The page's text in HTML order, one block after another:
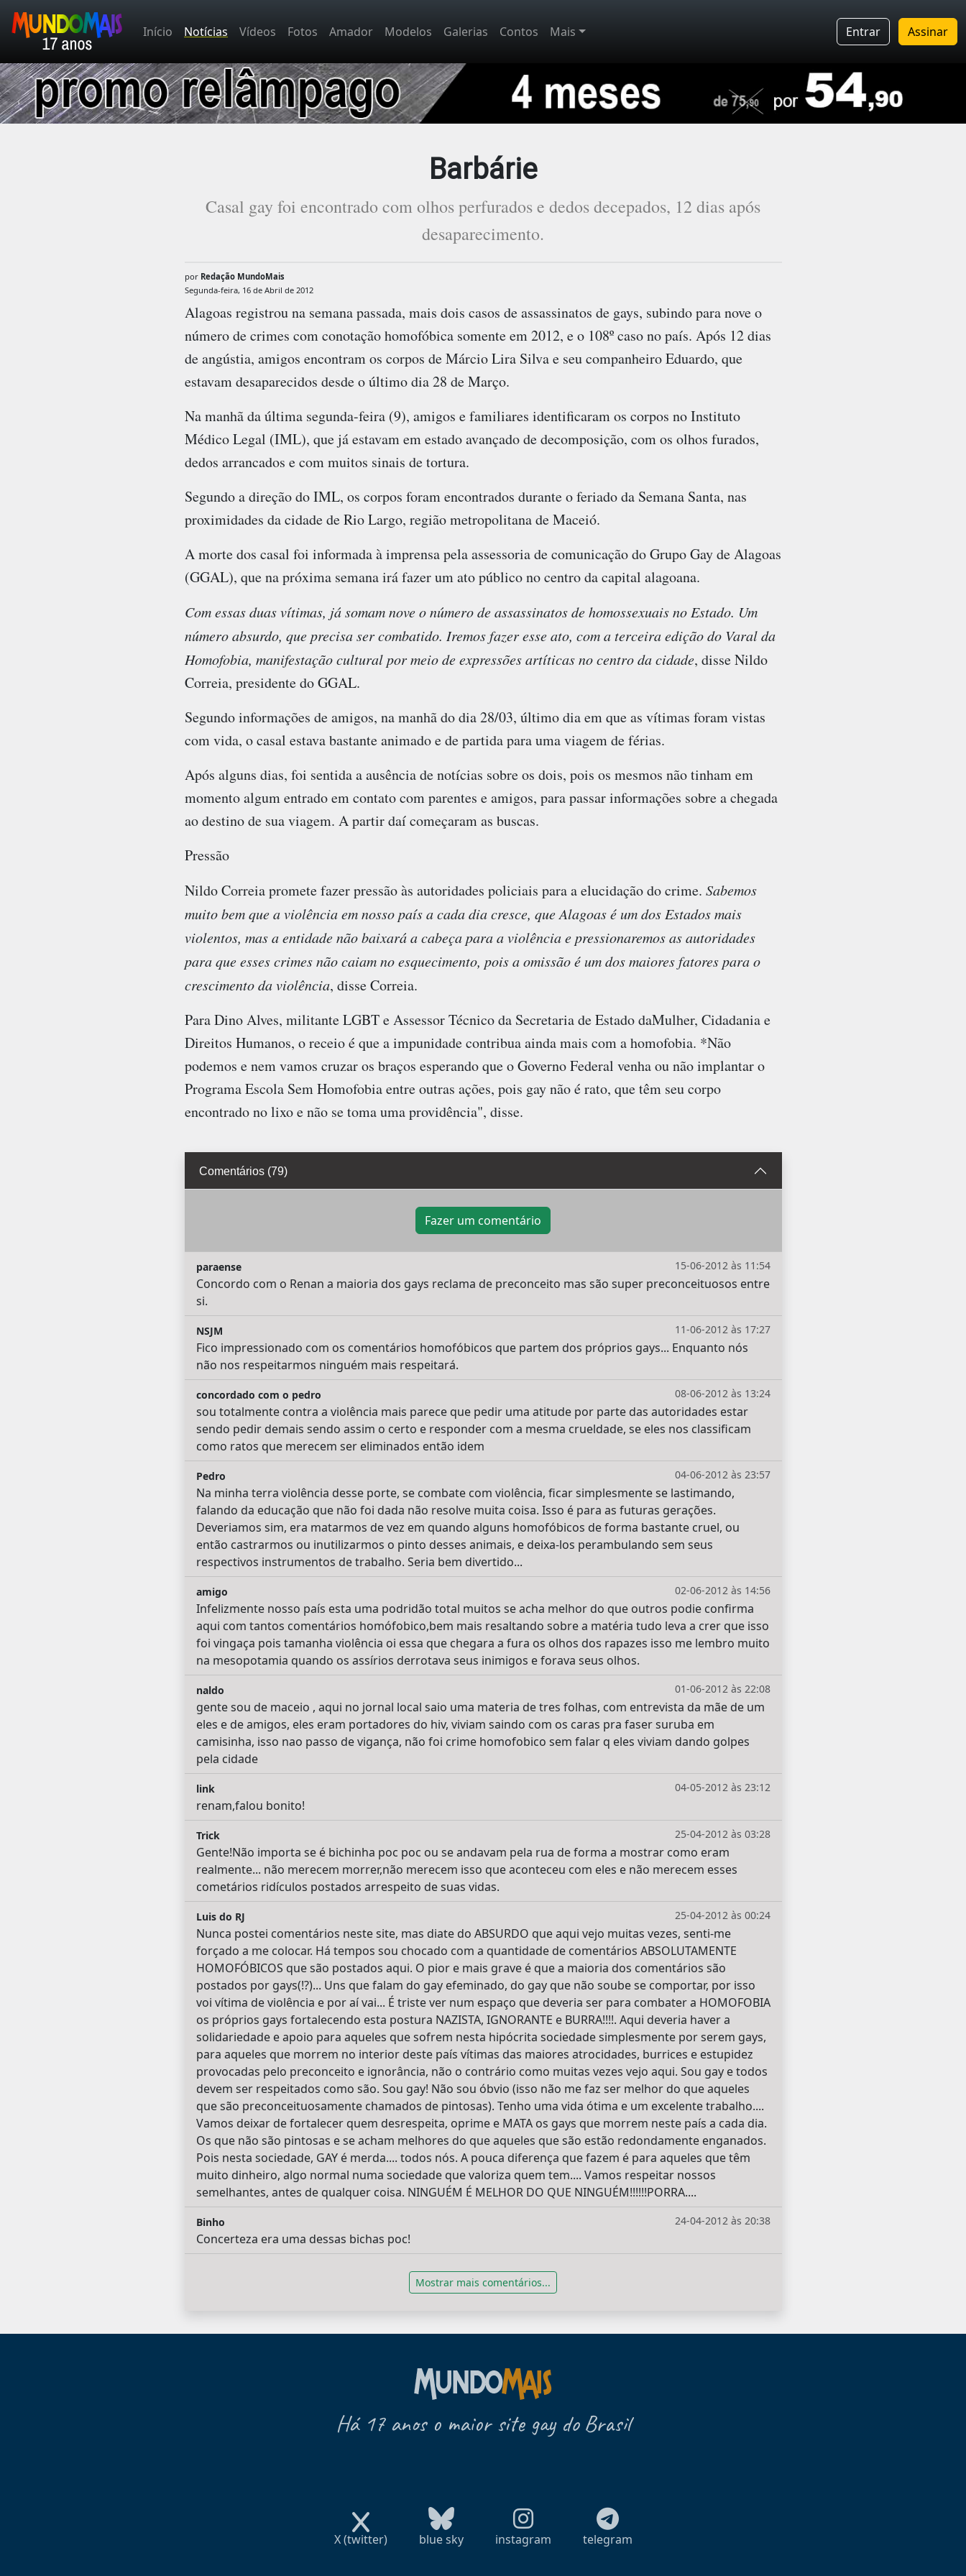
Início Notícias Vídeos Fotos Amador Modelos Galerias Contos Mais Entrar Assinar
Barbárie
Casal gay foi encontrado com olhos perfurados e dedos decepados, 12 dias após
desaparecimento.
por Redação MundoMais
Segunda-feira, 16 de Abril de 2012
Alagoas registrou na semana passada, mais dois casos de assassinatos de gays, subindo para nove o
número de crimes com conotação homofóbica somente em 2012, e o 108º caso no país. Após 12 dias
de angústia, amigos encontram os corpos de Márcio Lira Silva e seu companheiro Eduardo, que
estavam desaparecidos desde o último dia 28 de Março.
Na manhã da última segunda-feira (9), amigos e familiares identificaram os corpos no Instituto
Médico Legal (IML), que já estavam em estado avançado de decomposição, com os olhos furados,
dedos arrancados e com muitos sinais de tortura.
Segundo a direção do IML, os corpos foram encontrados durante o feriado da Semana Santa, nas
proximidades da cidade de Rio Largo, região metropolitana de Maceió.
A morte dos casal foi informada à imprensa pela assessoria de comunicação do Grupo Gay de Alagoas
(GGAL), que na próxima semana irá fazer um ato público no centro da capital alagoana.
Com essas duas vítimas, já somam nove o número de assassinatos de homossexuais no Estado. Um
número absurdo, que precisa ser combatido. Iremos fazer esse ato, com a terceira edição do Varal da
Homofobia, manifestação cultural por meio de expressões artíticas no centro da cidade, disse Nildo
Correia, presidente do GGAL.
Segundo informações de amigos, na manhã do dia 28/03, último dia em que as vítimas foram vistas
com vida, o casal estava bastante animado e de partida para uma viagem de férias.
Após alguns dias, foi sentida a ausência de notícias sobre os dois, pois os mesmos não tinham em
momento algum entrado em contato com parentes e amigos, para passar informações sobre a chegada
ao destino de sua viagem. A partir daí começaram as buscas.
Pressão
Nildo Correia promete fazer pressão às autoridades policiais para a elucidação do crime. Sabemos
muito bem que a violência em nosso país a cada dia cresce, que Alagoas é um dos Estados mais
violentos, mas a entidade não baixará a cabeça para a violência e pressionaremos as autoridades
para que esses crimes não caiam no esquecimento, pois a omissão é um dos maiores fatores para o
crescimento da violência, disse Correia.
Para Dino Alves, militante LGBT e Assessor Técnico da Secretaria de Estado daMulher, Cidadania e
Direitos Humanos, o receio é que a impunidade contribua ainda mais com a homofobia. *Não
podemos e nem vamos cruzar os braços esperando que o Governo Federal venha ou não implantar o
Programa Escola Sem Homofobia entre outras ações, pois gay não é rato, que têm seu corpo
encontrado no lixo e não se toma uma providência", disse.
Comentários (79)
Fazer um comentário
15-06-2012 às 11:54
paraense
Concordo com o Renan a maioria dos gays reclama de preconceito mas são super preconceituosos entre
si.
11-06-2012 às 17:27
NSJM
Fico impressionado com os comentários homofóbicos que partem dos próprios gays... Enquanto nós
não nos respeitarmos ninguém mais respeitará.
08-06-2012 às 13:24
concordado com o pedro
sou totalmente contra a violência mais parece que pedir uma atitude por parte das autoridades estar
sendo pedir demais sendo assim o certo e responder com a mesma crueldade, se eles nos classificam
como ratos que merecem ser eliminados então idem
04-06-2012 às 23:57
Pedro
Na minha terra violência desse porte, se combate com violência, ficar simplesmente se lastimando,
falando da educação que não foi dada não resolve muita coisa. Isso é para as futuras gerações.
Deveriamos sim, era matarmos de vez em quando alguns homofóbicos de forma bastante cruel, ou
então castrarmos ou inutilizarmos o pinto desses animais, e deixa-los perambulando sem seus
respectivos instrumentos de trabalho. Seria bem divertido...
02-06-2012 às 14:56
amigo
Infelizmente nosso país esta uma podridão total muitos se acha melhor do que outros podie confirma
aqui com tantos comentários homófobico,bem mais resaltando sobre a matéria tudo leva a crer que isso
foi vingaça pois tamanha violência oi essa que chegara a fura os olhos dos rapazes isso me lembro muito
na mesopotamia quando os assírios derrotava seus inimigos e forava seus olhos.
01-06-2012 às 22:08
naldo
gente sou de maceio , aqui no jornal local saio uma materia de tres folhas, com entrevista da mãe de um
eles e de amigos, eles eram portadores do hiv, viviam saindo com os caras pra faser suruba em
camisinha, isso nao passo de vigança, não foi crime homofobico sem falar q eles viviam dando golpes
pela cidade
04-05-2012 às 23:12
link
renam,falou bonito!
25-04-2012 às 03:28
Trick
Gente!Não importa se é bichinha poc poc ou se andavam pela rua de forma a mostrar como eram
realmente... não merecem morrer,não merecem isso que aconteceu com eles e não merecem esses
cometários ridículos postados arrespeito de suas vidas.
25-04-2012 às 00:24
Luis do RJ
Nunca postei comentários neste site, mas diate do ABSURDO que aqui vejo muitas vezes, senti-me
forçado a me colocar. Há tempos sou chocado com a quantidade de comentários ABSOLUTAMENTE
HOMOFÓBICOS que são postados aqui. O pior e mais grave é que a maioria dos comentários são
postados por gays(!?)... Uns que falam do gay efeminado, do gay que não soube se comportar, por isso
voi vítima de violência e por aí vai... É triste ver num espaço que deveria ser para combater a HOMOFOBIA
os próprios gays fortalecendo esta postura NAZISTA, IGNORANTE e BURRA!!!!. Aqui deveria haver a
solidariedade e apoio para aqueles que sofrem nesta hipócrita sociedade simplesmente por serem gays,
para aqueles que morrem no interior deste país vítimas das maiores atrocidades, burrices e estupidez
provocadas pelo preconceito e ignorância, não o contrário como muitas vezes vejo aqui. Sou gay e todos
devem ser respeitados como são. Sou gay! Não sou óbvio (isso não me faz ser melhor do que aqueles
que são preconceituosamente chamados de pintosas). Tenho uma vida ótima e um excelente trabalho....
Vamos deixar de fortalecer quem desrespeita, oprime e MATA os gays que morrem neste país a cada dia.
Os que não são pintosas e se acham melhores do que aqueles que são estão redondamente enganados.
Pois nesta sociedade, GAY é merda.... todos nós. A pouca diferença que fazem é para aqueles que têm
muito dinheiro, algo normal numa sociedade que valoriza quem tem.... Vamos respeitar nossos
semelhantes, antes de qualquer coisa. NINGUÉM É MELHOR DO QUE NINGUÉM!!!!!!PORRA....
24-04-2012 às 20:38
Binho
Concerteza era uma dessas bichas poc!
Mostrar mais comentários...
Há 17 anos o maior site gay do Brasil
X (twitter) blue sky instagram telegram